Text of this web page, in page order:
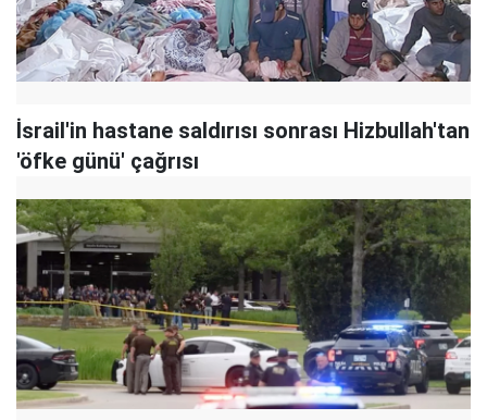
İsrail'in hastane saldırısı sonrası Hizbullah'tan
'öfke günü' çağrısı